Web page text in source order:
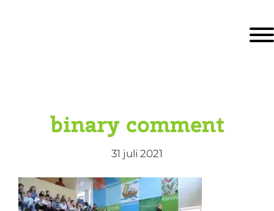
binary comment
31 juli 2021